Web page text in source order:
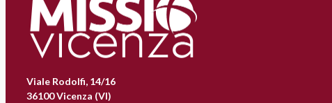
Viale Rodolfi, 14/16
36100 Vicenza (VI)